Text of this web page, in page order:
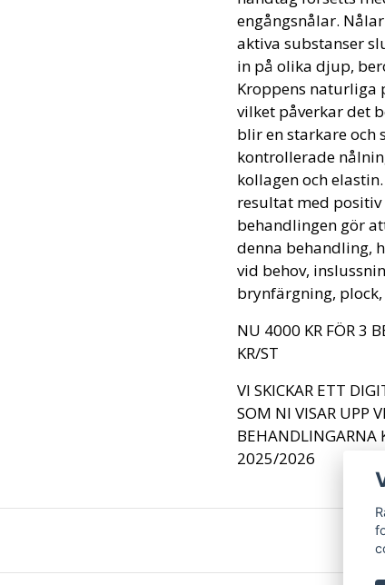
engångsnålar.
aktiva substanser
in på olika djup,
Kroppens naturliga
vilket påverkar det
blir en starkare och
kontrollerade
kollagen och
resultat med
behandlingen gör
denna behandling,
vid behov,
brynfärgning,
NU 4000 KR FÖR 3
KR/ST
VI SKICKAR ETT
SOM NI VISAR UPP
BEHANDLINGARNA
2025/2026